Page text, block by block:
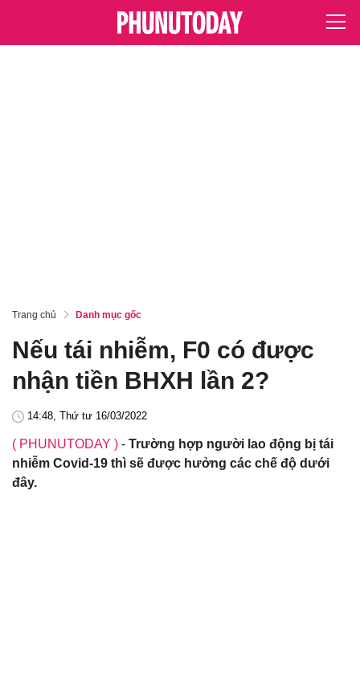
Trang chủ Danh mục gốc
Nếu tái nhiễm, F0 có được
nhận tiền BHXH lần 2?
14:48, Thứ tư 16/03/2022
( PHUNUTODAY ) - Trường hợp người lao động bị tái
nhiễm Covid-19 thì sẽ được hưởng các chế độ dưới
đây.